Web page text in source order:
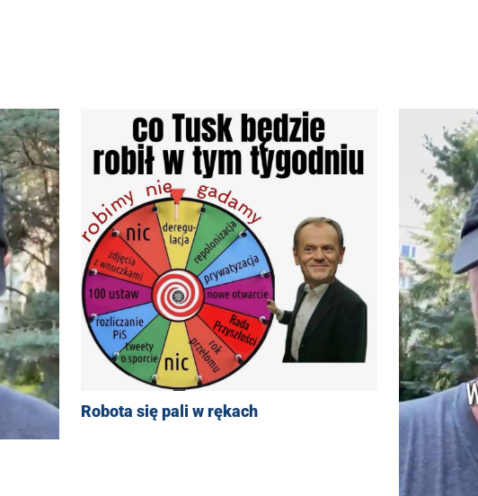
Robota się pali w rękach